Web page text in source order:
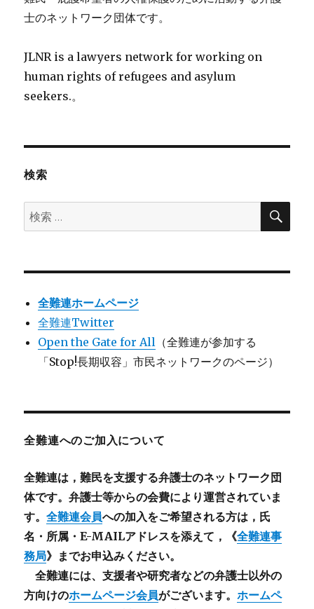
士のネットワーク団体です。
JLNR is a lawyers network for working on
human rights of refugees and asylum
seekers.。
検索
検
索:
検
全難連ホームページ
全難連Twitter
Open the Gate for All （全難連が参加する
「Stop!長期収容」市民ネットワークのページ）
全難連へのご加入について
全難連は，難民を支援する弁護士のネットワーク団
体です。弁護士等からの会費により運営されていま
す。全難連会員への加入をご希望される方は，氏
名・所属・E-MAILアドレスを添えて，《全難連事
務局》までお申込みください。
全難連には、支援者や研究者などの弁護士以外の
方向けのホームページ会員がございます。ホームペ